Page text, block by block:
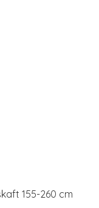
155-260 cm